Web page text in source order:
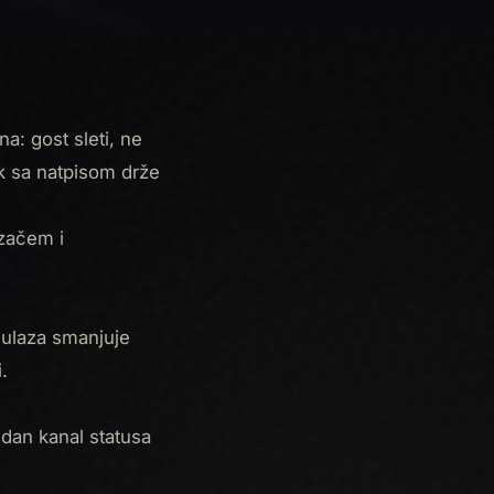
gost sleti, ne
sa natpisom drže
i
smanjuje
kanal statusa